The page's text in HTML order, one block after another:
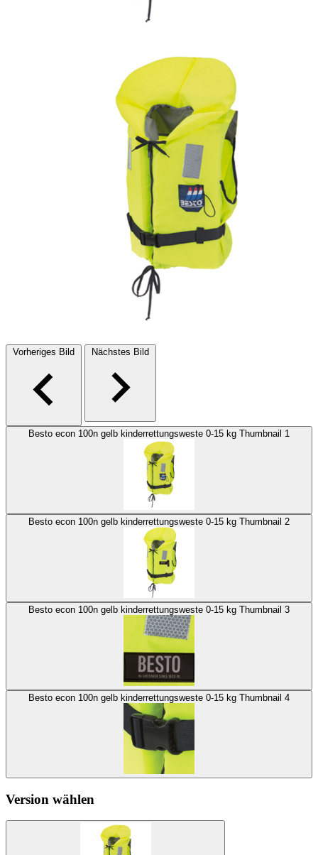
Vorheriges Bild Nächstes Bild
Besto econ 100n gelb kinderrettungsweste 0-15 kg Thumbnail 1
Besto econ 100n gelb kinderrettungsweste 0-15 kg Thumbnail 2
Besto econ 100n gelb kinderrettungsweste 0-15 kg Thumbnail 3
Besto econ 100n gelb kinderrettungsweste 0-15 kg Thumbnail 4
Version wählen